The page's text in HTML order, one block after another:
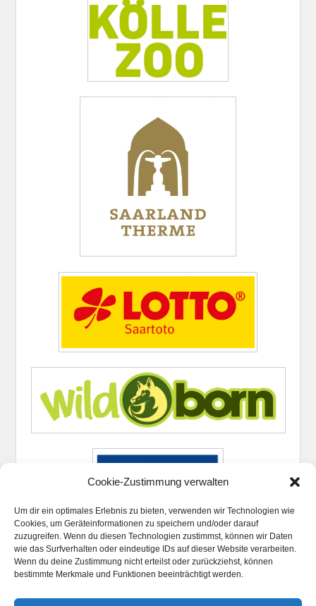
Cookie-Zustimmung verwalten
Um dir ein optimales Erlebnis zu bieten, verwenden wir Technologien wie
Cookies, um Geräteinformationen zu speichern und/oder darauf
zuzugreifen. Wenn du diesen Technologien zustimmst, können wir Daten
wie das Surfverhalten oder eindeutige IDs auf dieser Website verarbeiten.
Wenn du deine Zustimmung nicht erteilst oder zurückziehst, können
bestimmte Merkmale und Funktionen beeinträchtigt werden.